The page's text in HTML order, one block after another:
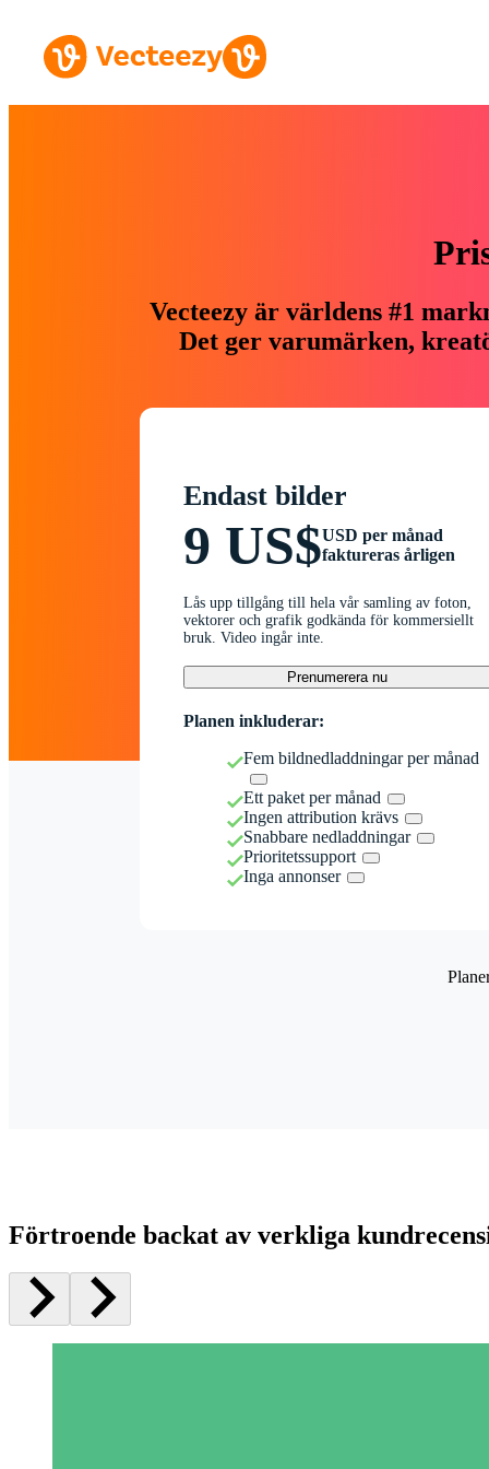
Vecteezy är världens #1
Det ger varumärken,
Endast bilder
9 US$USD per månad
faktureras årligen
Lås upp tillgång till hela vår samling av foton,
vektorer och grafik godkända för kommersiellt
bruk. Video ingår inte.
Prenumerera nu
Planen inkluderar:
Fem bildnedladdningar per månad
Ett paket per månad
Ingen attribution krävs
Snabbare nedladdningar
Prioritetssupport
Inga annonser
Förtroende backat av verkliga